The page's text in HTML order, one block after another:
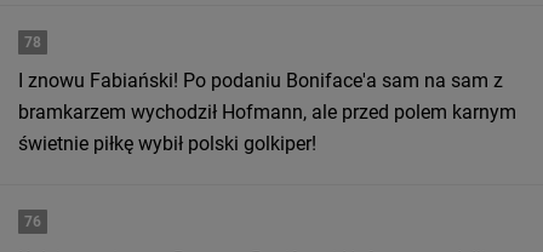
78
I znowu Fabiański! Po podaniu Boniface'a sam na sam z
bramkarzem wychodził Hofmann, ale przed polem karnym
świetnie piłkę wybił polski golkiper!
76